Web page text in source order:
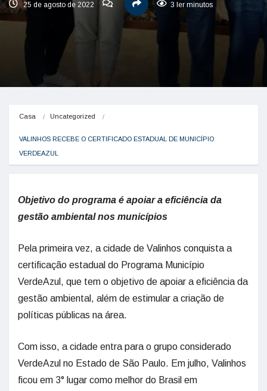
25 de agosto de 2022 3 ler minutos
Casa Uncategorized
VALINHOS RECEBE O CERTIFICADO ESTADUAL DE MUNICÍPIO
VERDEAZUL
Objetivo do programa é apoiar a eficiência da
gestão ambiental nos municípios
Pela primeira vez, a cidade de Valinhos conquista a
certificação estadual do Programa Município
VerdeAzul, que tem o objetivo de apoiar a eficiência da
gestão ambiental, além de estimular a criação de
políticas públicas na área.
Com isso, a cidade entra para o grupo considerado
VerdeAzul no Estado de São Paulo. Em julho, Valinhos
ficou em 3° lugar como melhor do Brasil em